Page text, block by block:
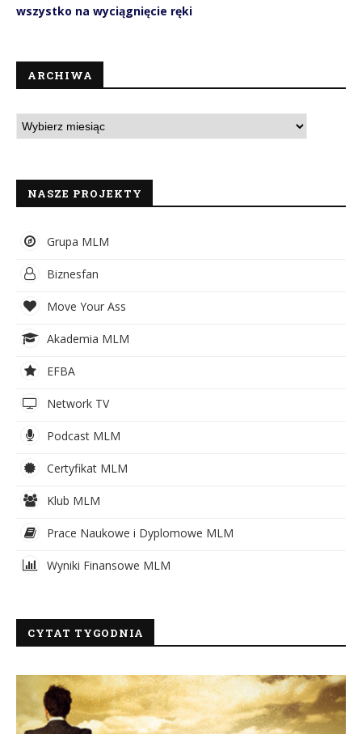
wszystko na wyciągnięcie ręki
ARCHIWA
NASZE PROJEKTY
Grupa MLM
Biznesfan
Move Your Ass
Akademia MLM
EFBA
Network TV
Podcast MLM
Certyfikat MLM
Klub MLM
Prace Naukowe i Dyplomowe MLM
Wyniki Finansowe MLM
CYTAT TYGODNIA